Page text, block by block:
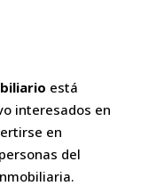
está
interesados en
en
del